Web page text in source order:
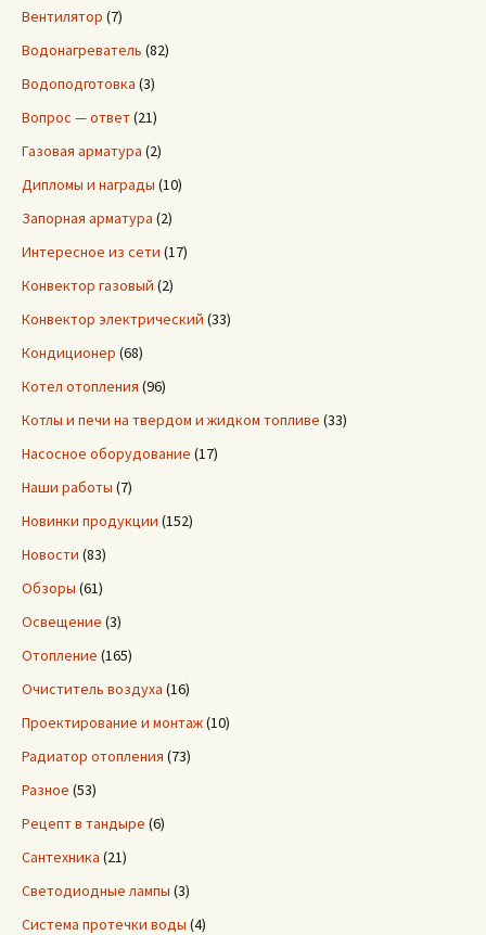
Вентилятор (7)
Водонагреватель (82)
Водоподготовка (3)
Вопрос — ответ(21)
Газовая арматура (2)
Дипломы и награды (10)
Запорная арматура (2)
Интересное из сети (17)
Конвектор газовый (2)
Конвектор электрический (33)
Кондиционер (68)
Котел отопления (96)
Котлы и печи на твердом и жидком топливе (33)
Насосное оборудование (17)
Наши работы (7)
Новинки продукции (152)
Новости (83)
Обзоры (61)
Освещение (3)
Отопление (165)
Очиститель воздуха (16)
Проектирование и монтаж(10)
Радиатор отопления (73)
Разное (53)
Рецепт в тандыре (6)
Сантехника (21)
Светодиодные лампы (3)
Система протечки воды (4)